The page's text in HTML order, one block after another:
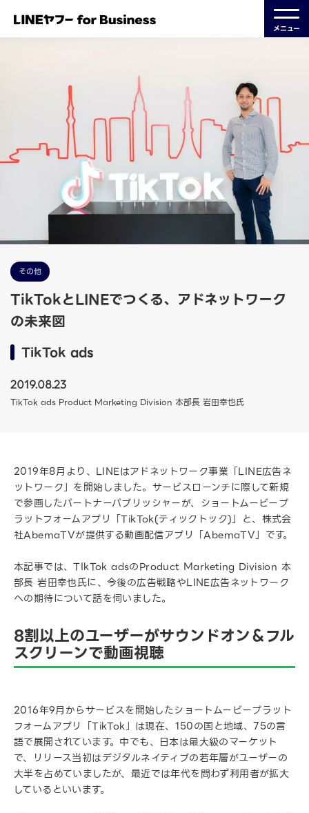
メニュー
その他
TikTokとLINEでつくる、アドネットワーク
の未来図
TikTok ads
2019.08.23
TikTok ads Product Marketing Division 本部長 岩田幸也氏
2019年8月より、LINEはアドネットワーク事業「LINE広告ネ
ットワーク」を開始しました。サービスローンチに際して新規
で参画したパートナーパブリッシャーが、ショートムービープ
ラットフォームアプリ「TikTok(ティックトック)」と、株式会
社AbemaTVが提供する動画配信アプリ「AbemaTV」です。
本記事では、TIkTok adsのProduct Marketing Division 本
部長 岩田幸也氏に、今後の広告戦略やLINE広告ネットワーク
への期待について話を伺いました。
8割以上のユーザーがサウンドオン＆フル
スクリーンで動画視聴
2016年9月からサービスを開始したショートムービープラット
フォームアプリ「TikTok」は現在、150の国と地域、75の言
語で展開されています。中でも、日本は最大級のマーケット
で、リリース当初はデジタルネイティブの若年層がユーザーの
大半を占めていましたが、最近では年代を問わず利用者が拡大
しているといいます。